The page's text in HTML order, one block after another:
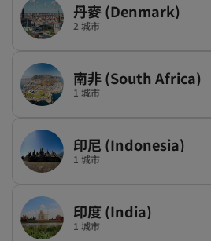
丹麥 (Denmark)
2 城市
南非 (South Africa)
1 城市
印尼 (Indonesia)
1 城市
印度 (India)
1 城市